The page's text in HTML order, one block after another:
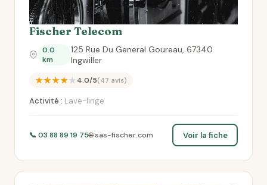
Fischer Telecom
0.0
km
125 Rue Du General Goureau, 67340
Ingwiller
★★★★★4.0/5(47 avis)
Activité : Lave-linge
📞 03 88 89 19 75🌐 sas-fischer.com Voir la fiche